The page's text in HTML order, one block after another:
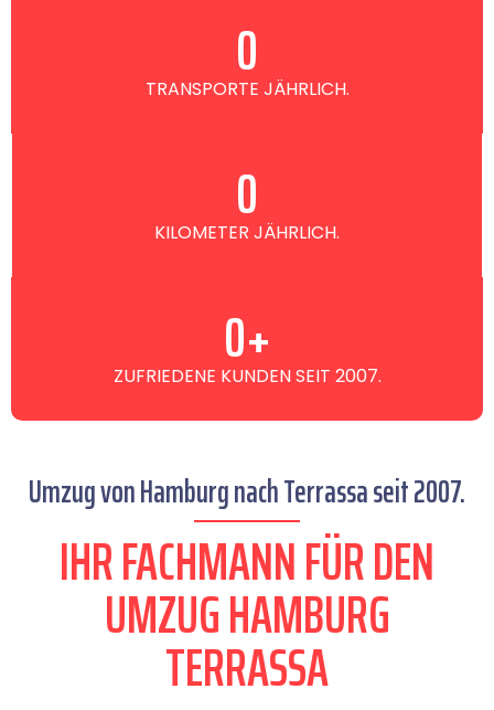
TRANSPORTE JÄHRLICH.
0
KILOMETER JÄHRLICH.
0
ZUFRIEDENE KUNDEN SEIT 2007.
0+
Umzug von Hamburg nach Terrassa seit 2007.
IHR FACHMANN FÜR DEN
UMZUG HAMBURG
TERRASSA